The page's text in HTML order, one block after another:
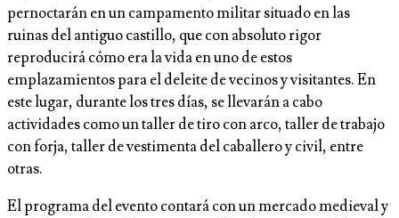
pernoctarán en un campamento militar situado en las
ruinas del antiguo castillo, que con absoluto rigor
reproducirá cómo era la vida en uno de estos
emplazamientos para el deleite de vecinos y visitantes. En
este lugar, durante los tres días, se llevarán a cabo
actividades como un taller de tiro con arco, taller de trabajo
con forja, taller de vestimenta del caballero y civil, entre
otras.
El programa del evento contará con un mercado medieval y